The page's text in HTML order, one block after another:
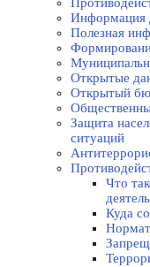
Информация
Полезная
Открытые
Открытый
Защита
ситуаций
Что
Куда